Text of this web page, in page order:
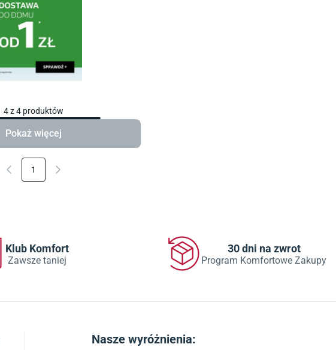
4z4 produktów
Pokaż więcej
1
Klub Komfort
Zawsze taniej
30 dni na zwrot
Program Komfortowe Zakupy
Nasze wyróżnienia: